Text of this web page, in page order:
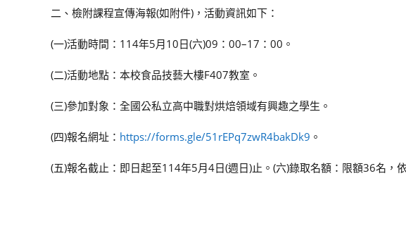
二、檢附課程宣傳海報(如附件)，活動資訊如下：
(一)活動時間：114年5月10日(六)09：00–17：00。
(二)活動地點：本校食品技藝大樓F407教室。
(三)參加對象：全國公私立高中職對烘焙領域有興趣之學生。
(四)報名網址： https://forms.gle/51rEPq7zwR4bakDk9 。
(五)報名截止：即日起至114年5月4日(週日)止。(六)錄取名額：限額36名，